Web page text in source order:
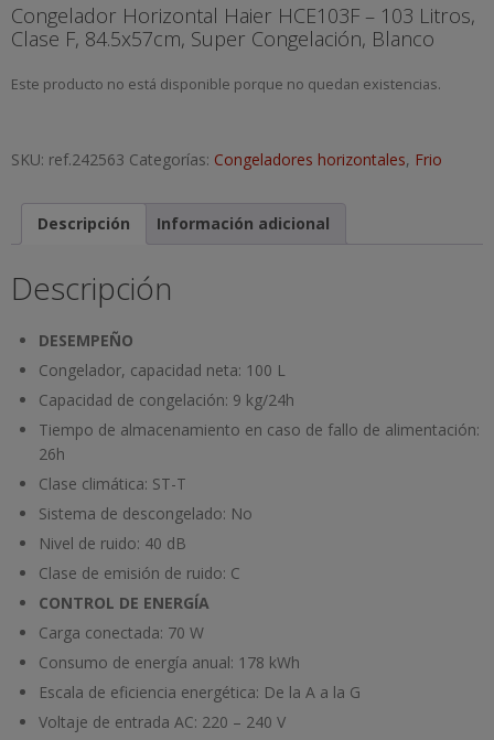
Congelador Horizontal Haier HCE103F – 103 Litros,
Clase F, 84.5x57cm, Super Congelación, Blanco
Este producto no está disponible porque no quedan existencias.
SKU: ref.242563 Categorías: Congeladores horizontales, Frio
Descripción Información adicional
Descripción
DESEMPEÑO
Congelador, capacidad neta: 100 L
Capacidad de congelación: 9 kg/24h
Tiempo de almacenamiento en caso de fallo de alimentación:
26h
Clase climática: ST-T
Sistema de descongelado: No
Nivel de ruido: 40 dB
Clase de emisión de ruido: C
CONTROL DE ENERGÍA
Carga conectada: 70 W
Consumo de energía anual: 178 kWh
Escala de eficiencia energética: De la A a la G
Voltaje de entrada AC: 220 – 240 V